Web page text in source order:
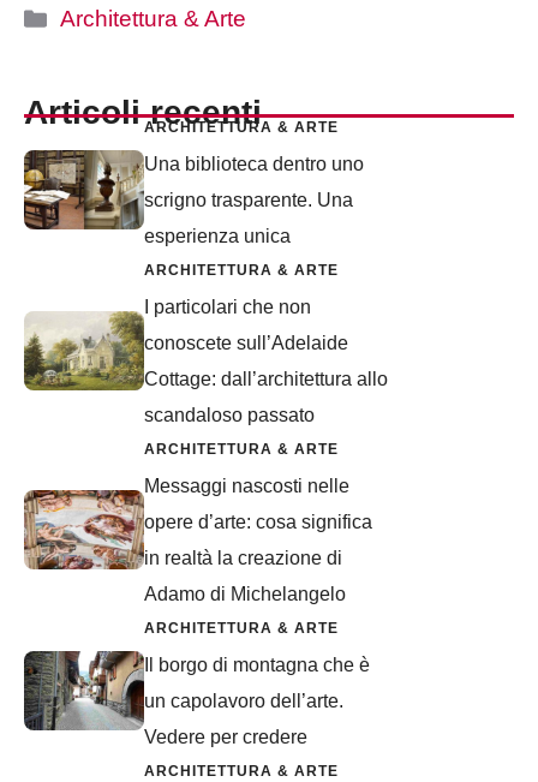
Categorie
Architettura & Arte
Articoli recenti
ARCHITETTURA & ARTE
Una biblioteca dentro uno
scrigno trasparente. Una
esperienza unica
ARCHITETTURA & ARTE
I particolari che non
conoscete sull’Adelaide
Cottage: dall’architettura allo
scandaloso passato
ARCHITETTURA & ARTE
Messaggi nascosti nelle
opere d’arte: cosa significa
in realtà la creazione di
Adamo di Michelangelo
ARCHITETTURA & ARTE
Il borgo di montagna che è
un capolavoro dell’arte.
Vedere per credere
ARCHITETTURA & ARTE